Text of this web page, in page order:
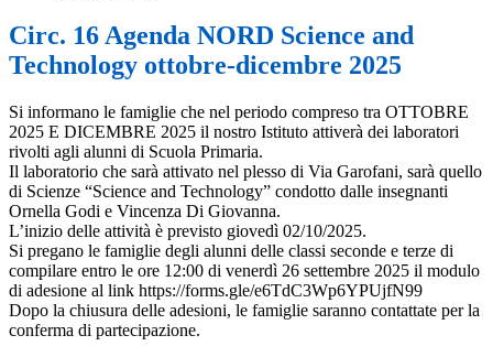
Circ. 16 Agenda NORD Science and
Technology ottobre-dicembre 2025
Si informano le famiglie che nel periodo compreso tra OTTOBRE
2025 E DICEMBRE 2025 il nostro Istituto attiverà dei laboratori
rivolti agli alunni di Scuola Primaria.
Il laboratorio che sarà attivato nel plesso di Via Garofani, sarà quello
di Scienze “Science and Technology” condotto dalle insegnanti
Ornella Godi e Vincenza Di Giovanna.
L’inizio delle attività è previsto giovedì 02/10/2025.
Si pregano le famiglie degli alunni delle classi seconde e terze di
compilare entro le ore 12:00 di venerdì 26 settembre 2025 il modulo
di adesione al link https://forms.gle/e6TdC3Wp6YPUjfN99
Dopo la chiusura delle adesioni, le famiglie saranno contattate per la
conferma di partecipazione.